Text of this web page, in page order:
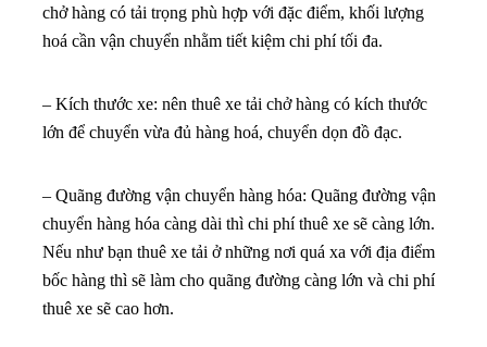
chở hàng có tải trọng phù hợp với đặc điểm, khối lượng
hoá cần vận chuyển nhằm tiết kiệm chi phí tối đa.
– Kích thước xe: nên thuê xe tải chở hàng có kích thước
lớn để chuyển vừa đủ hàng hoá, chuyển dọn đồ đạc.
– Quãng đường vận chuyển hàng hóa: Quãng đường vận
chuyển hàng hóa càng dài thì chi phí thuê xe sẽ càng lớn.
Nếu như bạn thuê xe tải ở những nơi quá xa với địa điểm
bốc hàng thì sẽ làm cho quãng đường càng lớn và chi phí
thuê xe sẽ cao hơn.